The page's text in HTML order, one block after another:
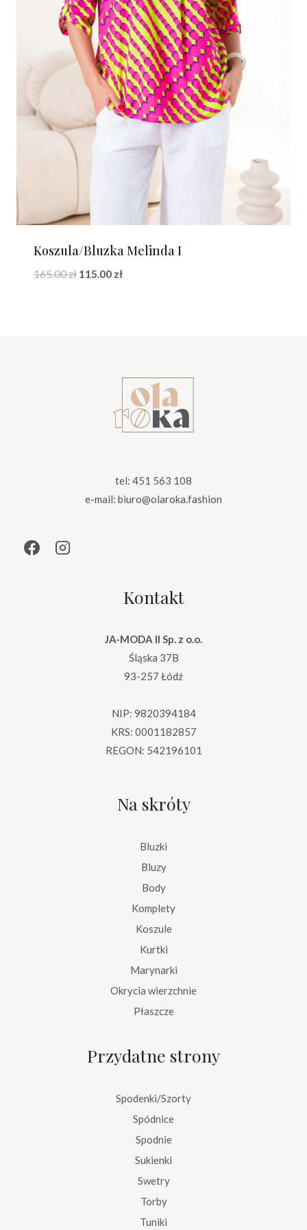
Koszula/Bluzka Melinda I
165.00zł Pierwotna
115.00 złAktualna
tel: 451 563 108
e-mail: biuro@olaroka.fashion
Kontakt
JA-MODA II Sp. z o.o.
Śląska 37B
93-257 Łódź
NIP: 9820394184
KRS: 0001182857
REGON: 542196101
Na skróty
Bluzki
Bluzy
Body
Komplety
Koszule
Kurtki
Marynarki
Okrycia wierzchnie
Płaszcze
Przydatne strony
Spodenki/Szorty
Spódnice
Spodnie
Sukienki
Swetry
Torby
Tuniki